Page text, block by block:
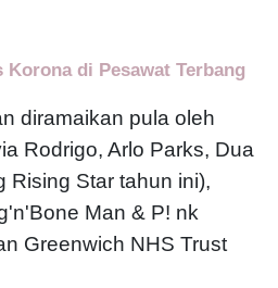
di Pesawat Terbang
diramaikan pula oleh
Rodrigo, Arlo Parks, Dua
Rising Star tahun ini),
Man & P! nk
Greenwich NHS Trust